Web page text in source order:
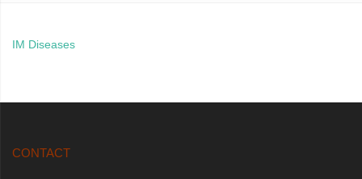
IM Diseases
CONTACT